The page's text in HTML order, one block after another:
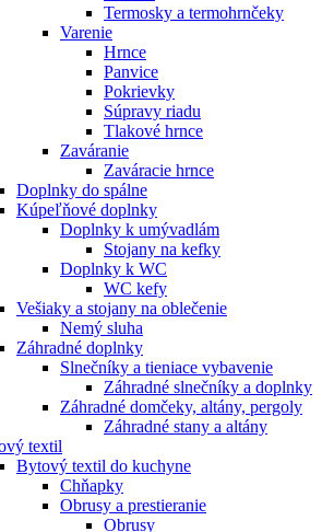
Termosky a termohrnčeky
Varenie
Hrnce
Panvice
Pokrievky
Súpravy riadu
Tlakové hrnce
Zaváranie
Zaváracie hrnce
Doplnky do spálne
Kúpeľňové doplnky
Doplnky k umývadlám
Stojany na kefky
Doplnky k WC
WC kefy
Vešiaky a stojany na oblečenie
Nemý sluha
Záhradné doplnky
Slnečníky a tieniace vybavenie
Záhradné slnečníky a doplnky
Záhradné domčeky, altány, pergoly
Záhradné stany a altány
textil
Bytový textil do kuchyne
Chňapky
Obrusy a prestieranie
Obrusy